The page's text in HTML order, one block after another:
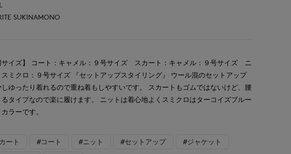
SUKINAMONO
サイズ】 コート：キャメル：９号サイズ スカート：キャメル：９号サイズ ニ
スミクロ：９号サイズ 『セットアップスタイリング』 ウール混のセットアップ
しゆったり着れるので重ね着もしやすいです。 スカートもゴムではないけど、腰
るタイプなので楽に履けます。 ニットは着心地よくスミクロはターコイズブルー
ラーです。
ート #コート #ニット #セットアップ #ジャケット